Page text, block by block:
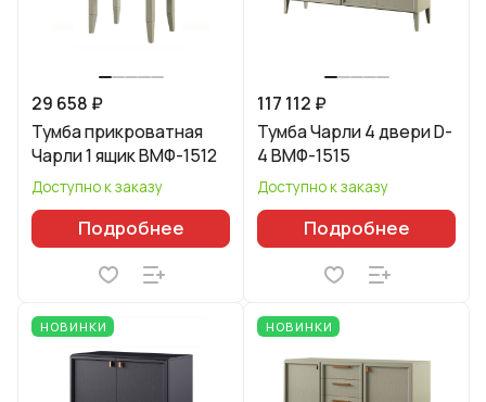
29 658 ₽
Тумба прикроватная
Чарли 1 ящик ВМФ-1512
Доступно к заказу
Подробнее
117 112 ₽
Тумба Чарли 4 двери D-
4 ВМФ-1515
Доступно к заказу
Подробнее
НОВИНКИ НОВИНКИ